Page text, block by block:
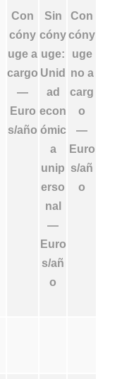
Con
cóny
uge a
cargo
—
Euro
s/año
Sin
cóny
uge:
Unid
ad
econ
ómic
a
unip
erso
nal
—
Euro
s/añ
o
Con
cóny
uge
no a
carg
o
—
Euro
s/añ
o